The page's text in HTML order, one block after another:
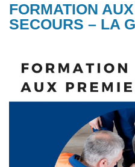
FORMATION
SECOURS – LA